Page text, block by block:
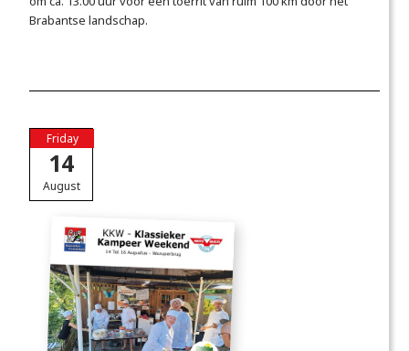
Brabantse landschap.
Friday
14
August